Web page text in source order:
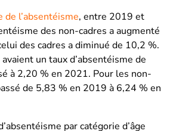
de l’absentéisme, entre 2019 et
des non-cadres a augmenté
des cadres a diminué de 10,2 %.
un taux d’absentéisme de
à 2,20 % en 2021. Pour les non-
de 5,83 % en 2019 à 6,24 % en
par catégorie d’âge